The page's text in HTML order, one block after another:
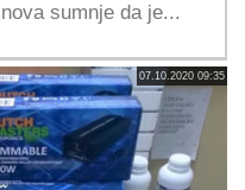
sumnje da je...
07.10.2020 09:35